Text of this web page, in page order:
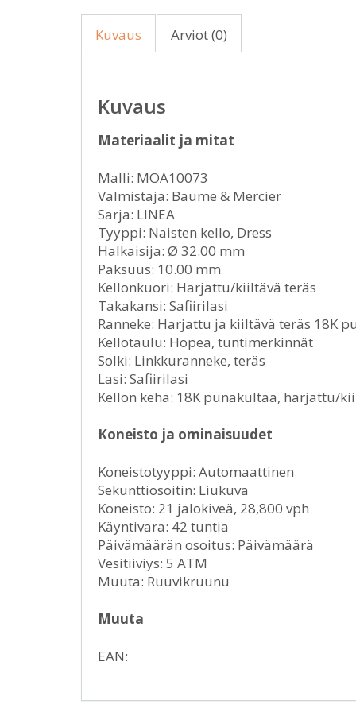
Kuvaus Arviot (0)
Kuvaus
Materiaalit ja mitat
Malli: MOA10073
Valmistaja: Baume & Mercier
Sarja: LINEA
Tyyppi: Naisten kello, Dress
Halkaisija: Ø 32.00 mm
Paksuus: 10.00 mm
Kellonkuori: Harjattu/kiiltävä teräs
Takakansi: Safiirilasi
Ranneke: Harjattu ja kiiltävä teräs 18K
Kellotaulu: Hopea, tuntimerkinnät
Solki: Linkkuranneke, teräs
Lasi: Safiirilasi
Kellon kehä: 18K punakultaa, harjattu/
Koneisto ja ominaisuudet
Koneistotyyppi: Automaattinen
Sekunttiosoitin: Liukuva
Koneisto: 21 jalokiveä, 28,800 vph
Käyntivara: 42 tuntia
Päivämäärän osoitus: Päivämäärä
Vesitiiviys: 5 ATM
Muuta: Ruuvikruunu
Muuta
EAN: